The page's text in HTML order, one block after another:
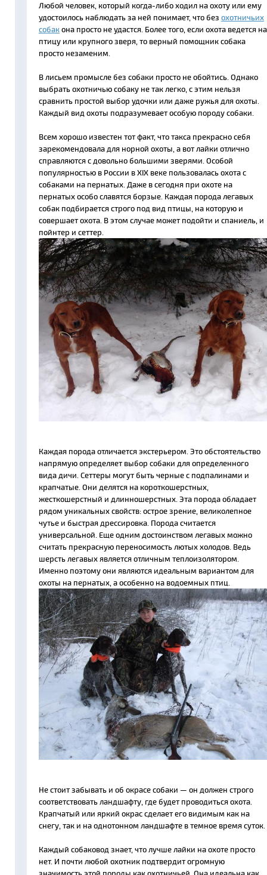
Любой человек, который когда-либо ходил на охоту или ему
удостоилось наблюдать за ней понимает, что без охотничьих
собакона просто не удастся. Более того, если охота ведется на
птицу или крупного зверя, то верный помощник собака
просто незаменим.
В лисьем промысле без собаки просто не обойтись. Однако
выбрать охотничью собаку не так легко, с этим нельзя
сравнить простой выбор удочки или даже ружья для охоты.
Каждый вид охоты подразумевает особую породу собаки.
Всем хорошо известен тот факт, что такса прекрасно себя
зарекомендовала для норной охоты, а вот лайки отлично
справляются с довольно большими зверями. Особой
популярностью в России в XIX веке пользовалась охота с
собаками на пернатых. Даже в сегодня при охоте на
пернатых особо славятся борзые. Каждая порода легавых
собак подбирается строго под вид птицы, на которую и
совершает охота. В этом случае может подойти и спаниель, и
пойнтер и сеттер.
Каждая порода отличается экстерьером. Это обстоятельство
напрямую определяет выбор собаки для определенного
вида дичи. Сеттеры могут быть черные с подпалинами и
крапчатые. Они делятся на короткошерстных,
жесткошерстный и длинношерстных. Эта порода обладает
рядом уникальных свойств: острое зрение, великолепное
чутье и быстрая дрессировка. Порода считается
универсальной. Еще одним достоинством легавых можно
считать прекрасную переносимость лютых холодов. Ведь
шерсть легавых является отличным теплоизолятором.
Именно поэтому они являются идеальным вариантом для
охоты на пернатых, а особенно на водоемных птиц.
Не стоит забывать и об окрасе собаки — он должен строго
соответствовать ландшафту, где будет проводиться охота.
Крапчатый или яркий окрас сделает его видимым как на
снегу, так и на однотонном ландшафте в темное время суток.
Каждый собаковод знает, что лучше лайки на охоте просто
нет. И почти любой охотник подтвердит огромную